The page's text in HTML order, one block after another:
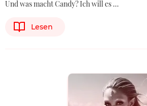
Und was macht Candy? Ich will es …
Lesen